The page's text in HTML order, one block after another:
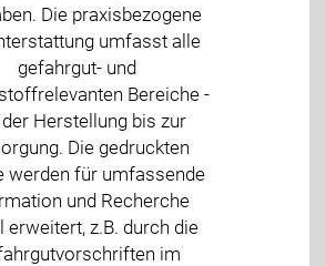
Die praxisbezogene
umfasst alle
gefahrgut- und
Bereiche -
Herstellung bis zur
Die gedruckten
werden für umfassende
und Recherche
erweitert, z.B. durch die
im